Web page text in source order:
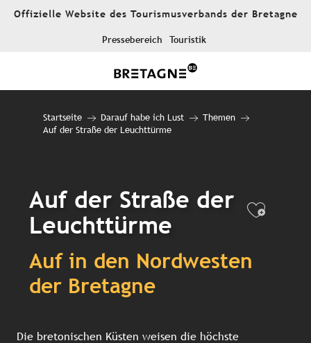
AllerOffizielle Website des Tourismusverbands der Bretagne
Pressebereich Touristik
Startseite Darauf habe ich Lust
Themen
Auf der Straße der Leuchttürme
Auf der Straße der
Leuchttürme
Auf in den Nordwesten
der Bretagne
Die bretonischen Küsten weisen die höchste